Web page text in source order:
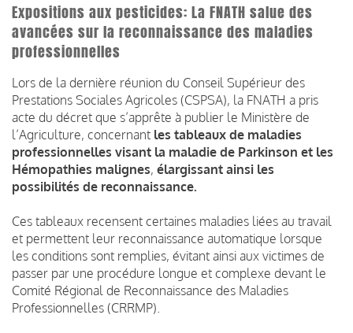
Expositions aux pesticides: La FNATH salue des
avancées sur la reconnaissance des maladies
professionnelles
Lors de la dernière réunion du Conseil Supérieur des
Prestations Sociales Agricoles (CSPSA), la FNATH a pris
acte du décret que s’apprête à publier le Ministère de
l’Agriculture, concernant les tableaux de maladies
professionnelles visant la maladie de Parkinson et les
Hémopathies malignes, élargissant ainsi les
possibilités de reconnaissance.
Ces tableaux recensent certaines maladies liées au travail
et permettent leur reconnaissance automatique lorsque
les conditions sont remplies, évitant ainsi aux victimes de
passer par une procédure longue et complexe devant le
Comité Régional de Reconnaissance des Maladies
Professionnelles (CRRMP).